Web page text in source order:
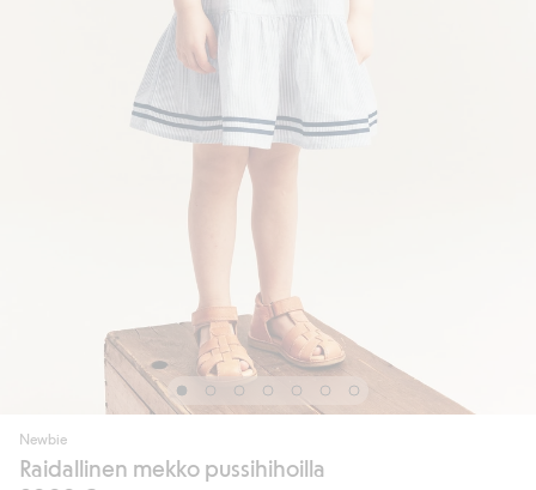
Newbie
Raidallinen mekko pussihihoilla